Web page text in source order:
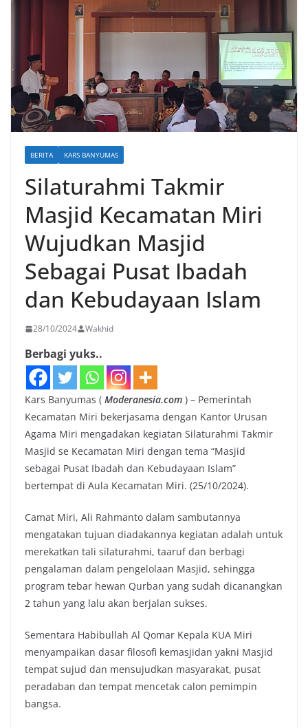
BERITA KARS BANYUMAS
Silaturahmi Takmir
Masjid Kecamatan Miri
Wujudkan Masjid
Sebagai Pusat Ibadah
dan Kebudayaan Islam
28/10/2024 Wakhid
Berbagi yuks..
Kars Banyumas ( Moderanesia.com ) – Pemerintah
Kecamatan Miri bekerjasama dengan Kantor Urusan
Agama Miri mengadakan kegiatan Silaturahmi Takmir
Masjid se Kecamatan Miri dengan tema “Masjid
sebagai Pusat Ibadah dan Kebudayaan Islam”
bertempat di Aula Kecamatan Miri. (25/10/2024).
Camat Miri, Ali Rahmanto dalam sambutannya
mengatakan tujuan diadakannya kegiatan adalah untuk
merekatkan tali silaturahmi, taaruf dan berbagi
pengalaman dalam pengelolaan Masjid, sehingga
program tebar hewan Qurban yang sudah dicanangkan
2 tahun yang lalu akan berjalan sukses.
Sementara Habibullah Al Qomar Kepala KUA Miri
menyampaikan dasar filosofi kemasjidan yakni Masjid
tempat sujud dan mensujudkan masyarakat, pusat
peradaban dan tempat mencetak calon pemimpin
bangsa.